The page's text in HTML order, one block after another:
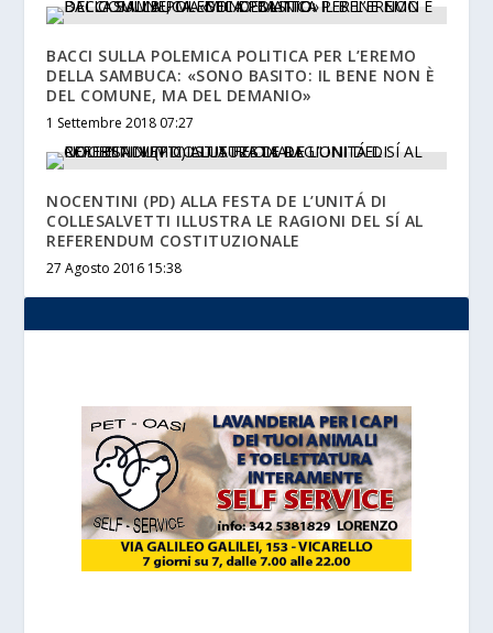
BACCI SULLA POLEMICA POLITICA PER L’EREMO
DELLA SAMBUCA: «SONO BASITO: IL BENE NON È
DEL COMUNE, MA DEL DEMANIO»
1 Settembre 2018 07:27
NOCENTINI (PD) ALLA FESTA DE L’UNITÁ DI
COLLESALVETTI ILLUSTRA LE RAGIONI DEL SÍ AL
REFERENDUM COSTITUZIONALE
27 Agosto 2016 15:38